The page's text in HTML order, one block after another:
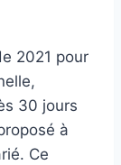
2021 pour
30 jours
à
Ce